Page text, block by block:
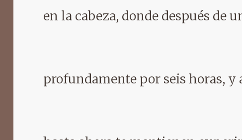
en la cabeza, donde después de
profundamente por seis horas,